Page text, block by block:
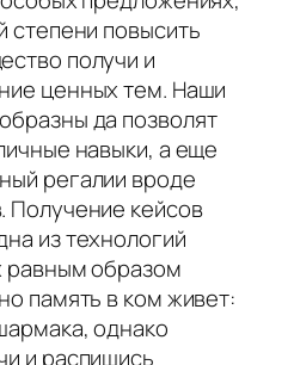
степени повысить
получи и
ценных тем. Наши
да позволят
навыки, а еще
регалии вроде
Получение кейсов
из технологий
равным образом
память в ком живет:
однако
и распишись